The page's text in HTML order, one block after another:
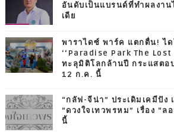
อันดับเป็นแบรนด์ที่ทำผลงา
เดีย
พาราไดซ์ พาร์ค แตกตื่น! ได
‘‘Paradise Park The
ทะลุมิติโลกล้านปี กระแสตอ
12 ก.ค. นี้
“กลัฟ-จีน่า” ประเดิมเคมีปัง
“ดวงใจเทวพรหม” เรื่อง “
นี้